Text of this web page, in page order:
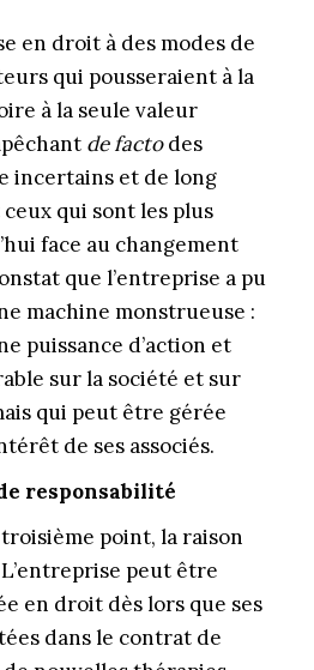
en droit à des modes de
qui pousseraient à la
à la seule valeur
de factodes
incertains et de long
qui sont les plus
face au changement
que l’entreprise a pu
machine monstrueuse :
puissance d’action et
sur la société et sur
qui peut être gérée
de ses associés.
responsabilité
troisième point, la raison
peut être
en droit dès lors que ses
dans le contrat de